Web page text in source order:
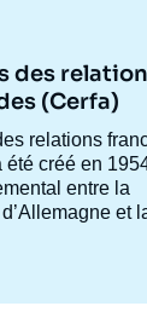
des
(Cerfa)
relations
créé en
entre la
et
et analyser les
y compris
et